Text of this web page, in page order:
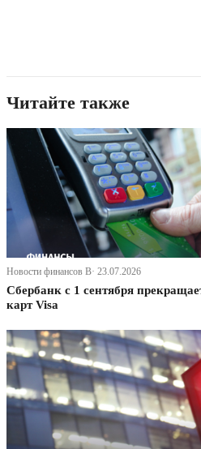
Читайте также
Новости финансов В· 23.07.2026
Сбербанк с 1 сентября
карт Visa